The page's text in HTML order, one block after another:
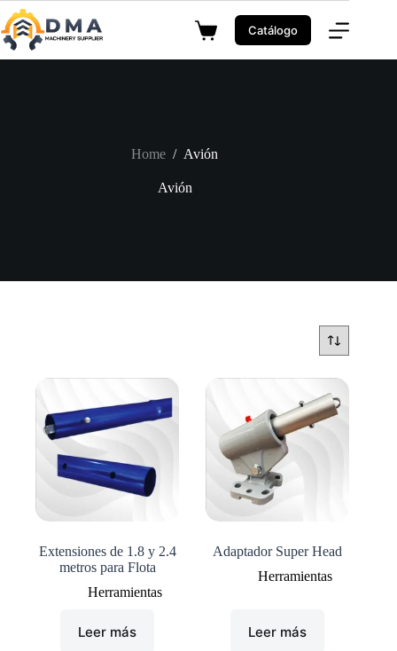
Skip
to
content
Shopping Catálogo
Home / Avión
Avión
Extensiones de 1.8 y 2.4
metros para Flota
Herramientas
Leer más
Adaptador Super Head
Herramientas
Leer más